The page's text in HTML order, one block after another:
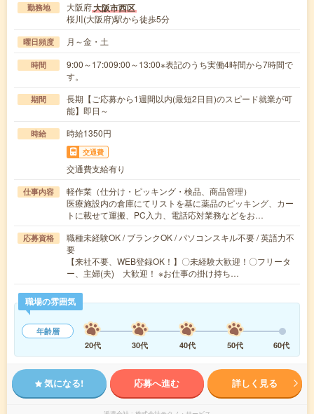
勤務地 大阪府大阪市西区
桜川(大阪府)駅から徒歩5分
曜日頻度 月～金・土
時間
9:00～17:009:00～13:00※表記のうち実働4時間から7時間で
す。
期間
長期【ご応募から1週間以内(最短2日目)のスピード就業が可
能】即日～
時給 時給1350円
交通費
交通費支給有り
仕事内容
軽作業（仕分け・ピッキング・検品、商品管理）
医療施設内の倉庫にてリストを基に薬品のピッキング、カー
トに載せて運搬、PC入力、電話応対業務などをお…
応募資格
職種未経験OK / ブランクOK / パソコンスキル不要 / 英語力不
要
【来社不要、WEB登録OK！】〇未経験大歓迎！〇フリータ
ー、主婦(夫) 大歓迎！ ※お仕事の掛け持ち…
職場の雰囲気
年齢層
20代
30代 40代 50代 60代
気になる! 応募へ進む 詳しく見る